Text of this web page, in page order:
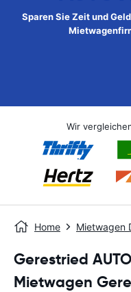
Sparen Sie Zeit und
Wir
Home Mietwagen
Gerestried
Mietwagen